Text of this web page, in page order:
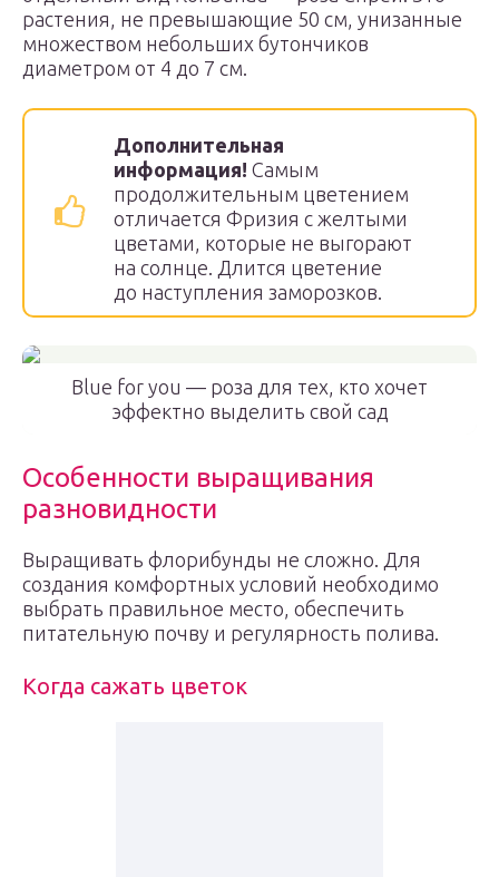
растения, не превышающие 50 см, унизанные
множеством небольших бутончиков
диаметром от 4 до 7 см.
Дополнительная
информация! Самым
продолжительным цветением
отличается Фризия с желтыми
цветами, которые не выгорают
на солнце. Длится цветение
до наступления заморозков.
Blue for you — роза для тех, кто хочет
эффектно выделить свой сад
Особенности выращивания
разновидности
Выращивать флорибунды не сложно. Для
создания комфортных условий необходимо
выбрать правильное место, обеспечить
питательную почву и регулярность полива.
Когда сажать цветок